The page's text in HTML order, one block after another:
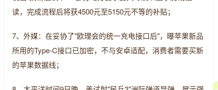
读，完成流程后将获4500元至5150元不等的补贴；
7、外媒：在妥协了"欧理会的统一充电接口后"，曝苹果新品
所用的Type-C接口已加密，不与安卓适配，消费者需要买新
的苹果数据线；